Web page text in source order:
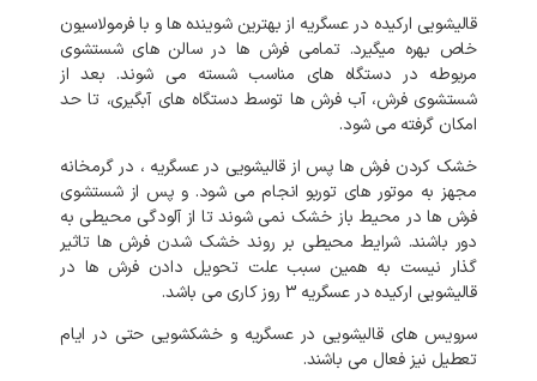
قالیشویی ارکیده درعسگریه از بهترین شوینده ها و با فرمولاسیون
خاص بهره میگیرد.تمامی فرش ها در سالن های شستشوی
مربوطه در دستگاه های مناسب شسته می شوند. بعد از
شستشوی فرش، آب فرش ها توسط دستگاه های آبگیری، تا حد
امکان گرفته می شود.
خشک کردن فرش ها پس از قالیشویی در عسگریه ، در گرمخانه
مجهز به موتور های توربو انجام می شود. و پس از شستشوی
فرش ها در محیط باز خشک نمی شوند تا از آلودگی محیطی به
دور باشند. شرایط محیطی بر روند خشک شدن فرش ها تاثیر
گذار نیست به همین سبب علت تحویل دادن فرش ها در
قالیشویی ارکیده درعسگریه روزکاری می باشد.
سرویس های قالیشویی در عسگریه و خشکشویی حتی در ایام
تعطیل نیزفعال می باشند.